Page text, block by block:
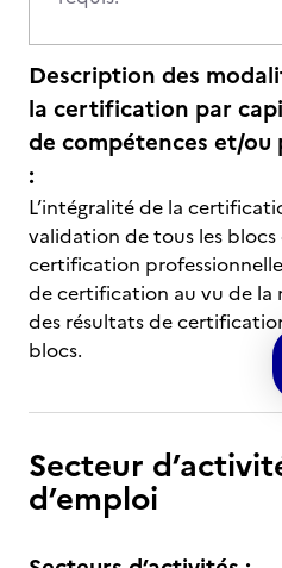
Description des
la certification par
de compétences et/
:
L’intégralité de la
validation de tous les blocs
certification
de certification au vu de la
des résultats de
blocs.
Secteur
d’emploi